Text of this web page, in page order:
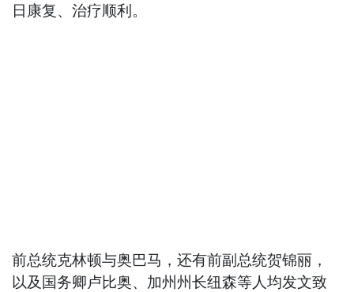
日康复、治疗顺利。
前总统克林顿与奥巴马，还有前副总统贺锦丽，
以及国务卿卢比奥、加州州长纽森等人均发文致